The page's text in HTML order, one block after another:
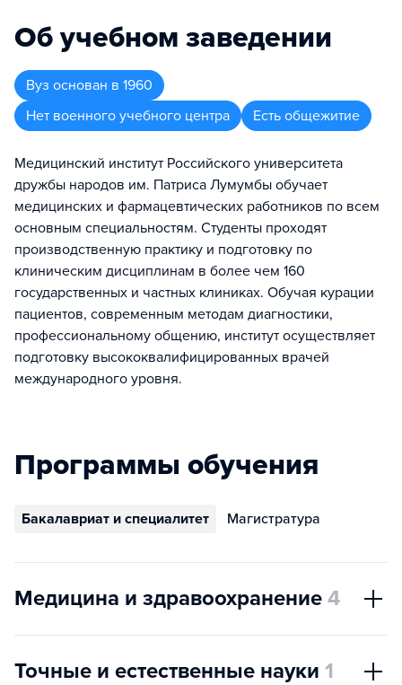
Об учебном заведении
Вуз основан в 1960
Нет военного учебного центра
Есть общежитие
Медицинский институт Российского университета
дружбы народов им. Патриса Лумумбы обучает
медицинских и фармацевтических работников по всем
основным специальностям. Студенты проходят
производственную практику и подготовку по
клиническим дисциплинам в более чем 160
государственных и частных клиниках. Обучая курации
пациентов, современным методам диагностики,
профессиональному общению, институт осуществляет
подготовку высококвалифицированных врачей
международного уровня.
Программы обучения
Бакалавриат и специалитет Магистратура
Медицина и здравоохранение 4
Точные и естественные науки 1